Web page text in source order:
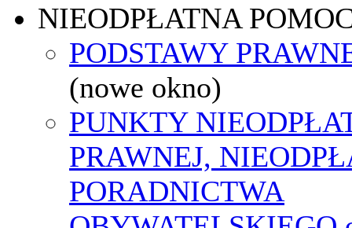
NIEODPŁATNA
PODSTAWY
(nowe okno)
PUNKTY
PRAWNEJ,
PORADNICTWA